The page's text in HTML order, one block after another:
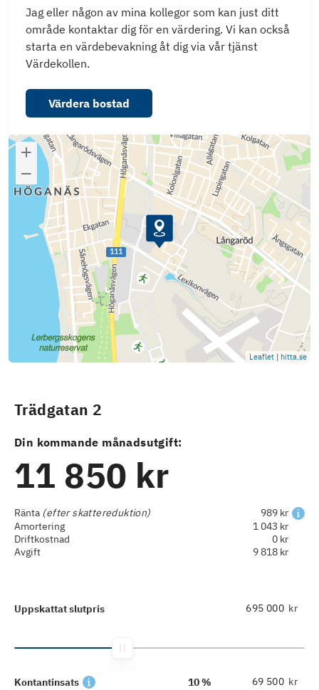
Jag eller någon av mina kollegor som kan just ditt
område kontaktar dig för en värdering. Vi kan också
starta en värdebevakning åt dig via vår tjänst
Värdekollen.
Värdera bostad
Leaflet | hitta.se
Trädgatan 2
Din kommande månadsutgift:
11 850 kr
Ränta (efter skattereduktion)
989 kr
Amortering
1 043 kr
Driftkostnad
0 kr
Avgift
9 818 kr
Uppskattat slutpris kr
Kontantinsats 10 % kr